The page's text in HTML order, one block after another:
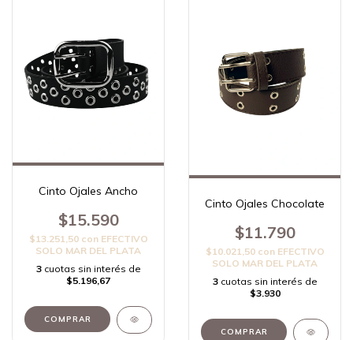
Cinto Ojales Ancho
$15.590
$13.251,50 con EFECTIVO
SOLO MAR DEL PLATA
3 cuotas sin interés de
$5.196,67
Cinto Ojales Chocolate
$11.790
$10.021,50 con EFECTIVO
SOLO MAR DEL PLATA
3 cuotas sin interés de
$3.930